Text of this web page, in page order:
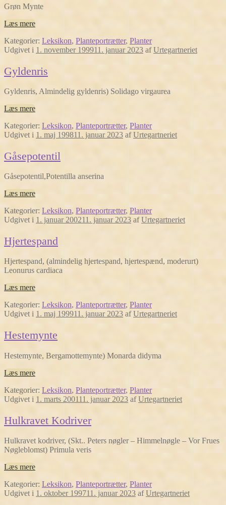
Grøn Mynte
Læs mere
Kategorier: Leksikon, Planteportrætter, Planter
Udgivet i 1. november 199911. januar 2023 afUrtegartneriet
Gyldenris
Gyldenris, Almindelig gyldenris) Solidago virgaurea
Læs mere
Kategorier: Leksikon, Planteportrætter, Planter
Udgivet i 1. maj 199811. januar 2023 afUrtegartneriet
Gåsepotentil
Gåsepotentil,Potentilla anserina
Læs mere
Kategorier: Leksikon, Planteportrætter, Planter
Udgivet i 1. januar 200211. januar 2023 afUrtegartneriet
Hjertespand
Hjertespand, (almindelig hjertespand, hjertespænd, moderurt)
Leonurus cardiaca
Læs mere
Kategorier: Leksikon, Planteportrætter, Planter
Udgivet i 1. maj 199911. januar 2023 afUrtegartneriet
Hestemynte
Hestemynte, Bergamottemynte) Monarda didyma
Læs mere
Kategorier: Leksikon, Planteportrætter, Planter
Udgivet i 1. marts 200111. januar 2023 afUrtegartneriet
Hulkravet Kodriver
Hulkravet kodriver, (Skt.. Peters nøgler – Himmelnøgle – Vor Frues
Nøgleblomst) Primula veris
Læs mere
Kategorier: Leksikon, Planteportrætter, Planter
Udgivet i 1. oktober 199711. januar 2023 afUrtegartneriet